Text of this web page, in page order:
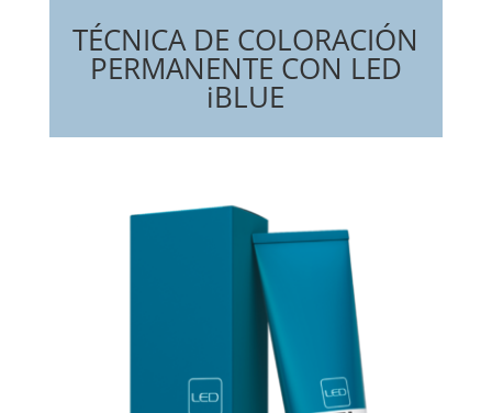
TÉCNICA DE COLORACIÓN
PERMANENTE CON LED
iBLUE